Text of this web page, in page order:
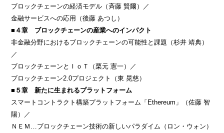
ブロックチェーンの経済モデル（斉藤 賢爾）／
金融サービスへの応用（後藤 あつし）
■４章 ブロックチェーンの産業へのインパクト
非金融分野におけるブロックチェーンの可能性と課題（杉井 靖典）
／
ブロックチェーンとＩｏＴ（栗元 憲一）／
ブロックチェーン2.0プロジェクト（東 晃慈）
■５章 新たに生まれるプラットフォーム
スマートコントラクト構築プラットフォーム「Ethereum」（佐藤 智
陽）／
ＮＥＭ…ブロックチェーン技術の新しいパラダイム（ロン・ウォン）